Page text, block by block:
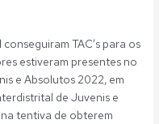
TAC’s para os
estiveram presentes no
e Absolutos 2022, em
de Juvenis e
tentiva de obterem